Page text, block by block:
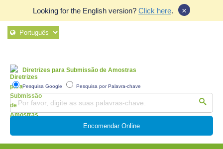
Looking for the English version? Click here. ×
Diretrizes para Submissão de Amostras
Pesquisa Google Pesquisa por Palavra-chave
Encomendar Online